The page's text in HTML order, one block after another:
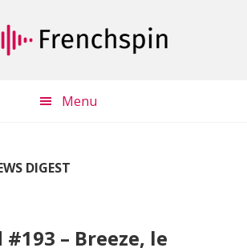
Menu
DIGEST
#193 – Breeze, le